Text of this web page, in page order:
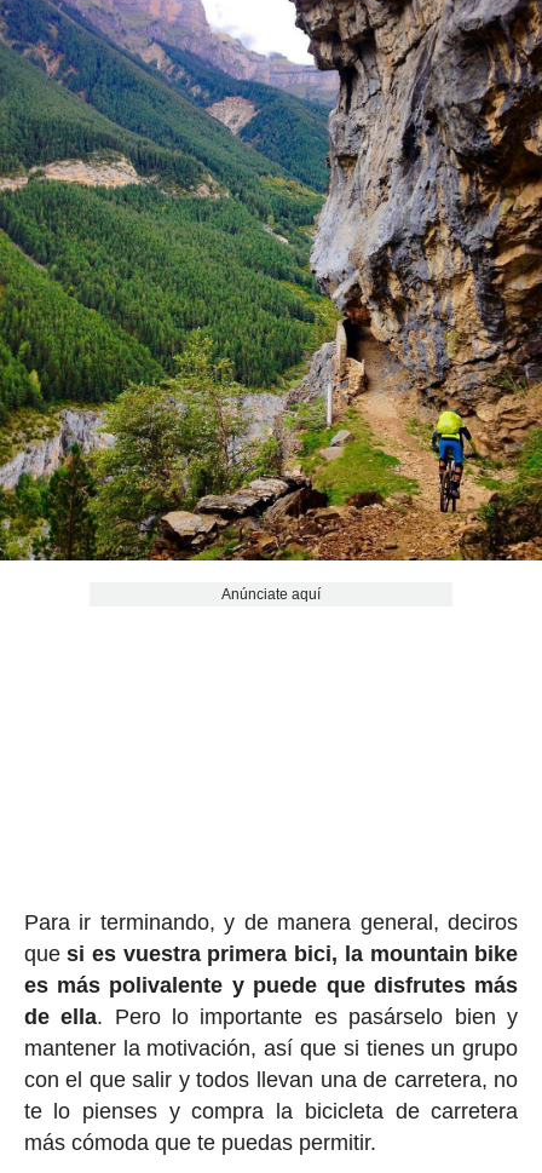
Anúnciate aquí
Para ir terminando, y de manera general, deciros
quesi es vuestra primera bici, la mountain bike
es más polivalente y puede que disfrutes más
de ella. Pero lo importante es pasárselo bien y
mantener la motivación, así que si tienes un grupo
con el que salir y todos llevan una de carretera, no
te lo pienses y compra la bicicleta de carretera
más cómoda que te puedas permitir.